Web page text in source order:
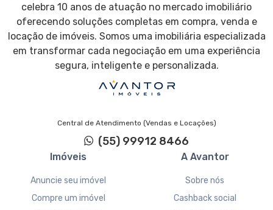
celebra 10 anos de atuação no mercado imobiliário
oferecendo soluções completas em compra, venda e
locação de imóveis. Somos uma imobiliária especializada
em transformar cada negociação em uma experiência
segura, inteligente e personalizada.
Central de Atendimento (Vendas e Locações)
(55) 99912 8466
Imóveis
Anuncie seu imóvel
Compre um imóvel
A Avantor
Sobre nós
Cashback social